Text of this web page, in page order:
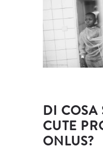
DI COSA
CUTE
ONLUS?